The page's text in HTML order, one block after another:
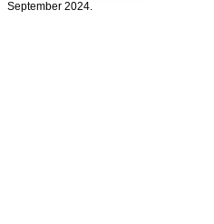
September 2024.